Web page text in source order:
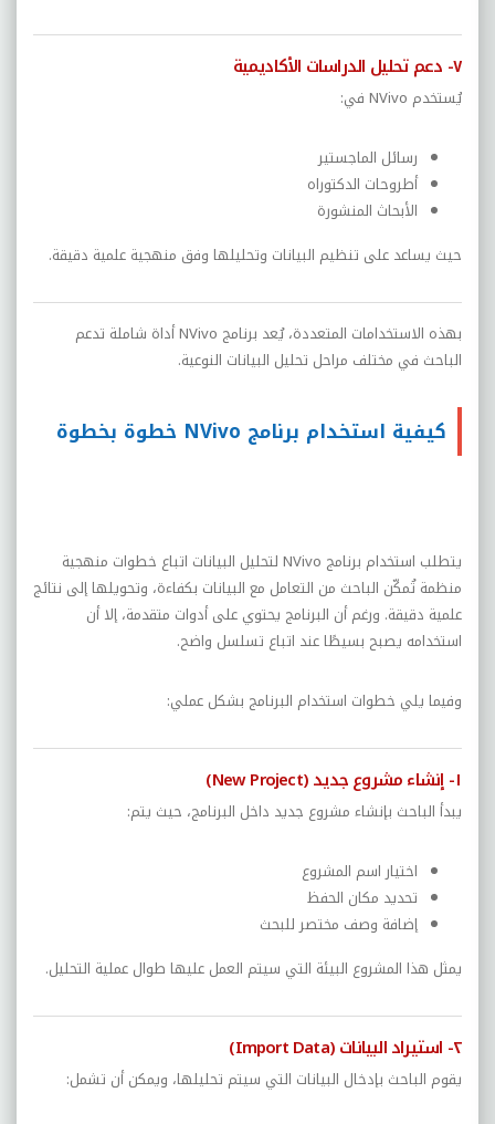
٧- دعم تحليل الدراسات الأكاديمية
يُستخدم NVivo في:
رسائل الماجستير
أطروحات الدكتوراه
الأبحاث المنشورة
حيث يساعد على تنظيم البيانات وتحليلها وفق منهجية علمية دقيقة.
بهذه الاستخدامات المتعددة، يُعد برنامج NVivo أداة شاملة تدعم
الباحث في مختلف مراحل تحليل البيانات النوعية.
كيفية استخدام برنامج NVivo خطوة بخطوة
يتطلب استخدام برنامج NVivo لتحليل البيانات اتباع خطوات منهجية
منظمة تُمكّن الباحث من التعامل مع البيانات بكفاءة، وتحويلها إلى نتائج
علمية دقيقة. ورغم أن البرنامج يحتوي على أدوات متقدمة، إلا أن
استخدامه يصبح بسيطًا عند اتباع تسلسل واضح.
وفيما يلي خطوات استخدام البرنامج بشكل عملي:
١- إنشاء مشروع جديد (New Project)
يبدأ الباحث بإنشاء مشروع جديد داخل البرنامج، حيث يتم:
اختيار اسم المشروع
تحديد مكان الحفظ
إضافة وصف مختصر للبحث
يمثل هذا المشروع البيئة التي سيتم العمل عليها طوال عملية التحليل.
٢- استيراد البيانات (Import Data)
يقوم الباحث بإدخال البيانات التي سيتم تحليلها، ويمكن أن تشمل: